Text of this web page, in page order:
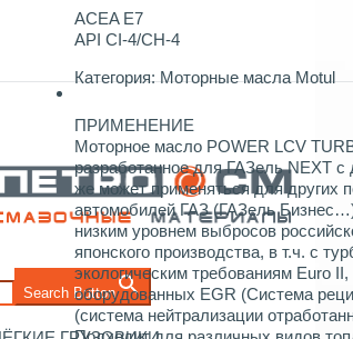
Search Button
ACEA E7
API CI-4/CH-4
Категория:Моторные масла Motul
ПРИМЕНЕНИЕ
Моторное масло POWER LCV
разработанное для ГАЗель NEXT с
же может применяться для других
автомобилей ГАЗ (ГАЗель
низким уровнем выбросов
японского производства, в т.ч. с
экологическим требованиям Euro
оборудованных EGR (Система
(система нейтрализации